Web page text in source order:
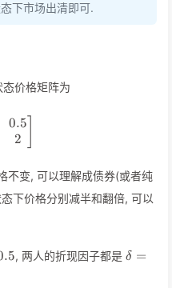
下市场出清即可.
价格矩阵为
= \left[ \begin{matrix} 1
0.5
2
不变, 可以理解成债券(或者纯
下价格分别减半和翻倍, 可以
, 两人的折现因子都是 \delta
δ =